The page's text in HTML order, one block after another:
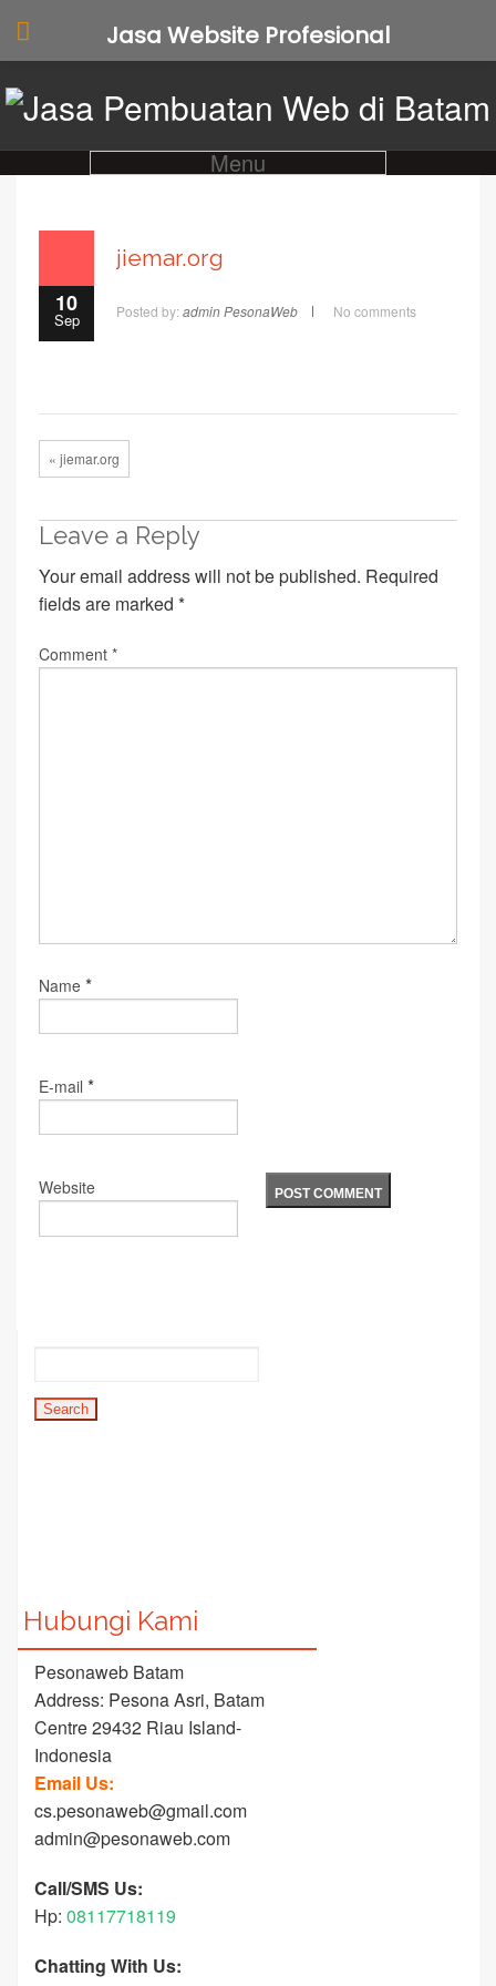
Menu
10
Sep
jiemar.org
Posted by: admin PesonaWeb No comments
« jiemar.org
Leave a Reply
Your email address will not be published. Required
fields are marked *
Comment *
Name *
E-mail *
Website
Hubungi Kami
Pesonaweb Batam
Address: Pesona Asri, Batam
Centre 29432 Riau Island-
Indonesia
Email Us:
cs.pesonaweb@gmail.com
admin@pesonaweb.com
Call/SMS Us:
Hp: 08117718119
Chatting With Us:
Jasa Website Profesional